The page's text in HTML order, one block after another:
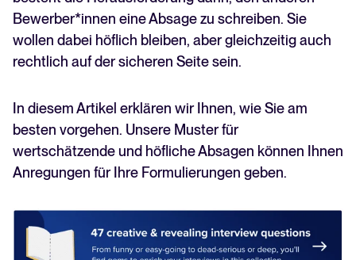
Automatisierung und Wertschätzung
widersprechen sich nicht
Bewerber*innen eine Absage zu schreiben. Sie
wollen dabei höflich bleiben, aber gleichzeitig auch
rechtlich auf der sicheren Seite sein.
In diesem Artikel erklären wir Ihnen, wie Sie am
besten vorgehen. Unsere Muster für
wertschätzende und höfliche Absagen können Ihnen
Anregungen für Ihre Formulierungen geben.